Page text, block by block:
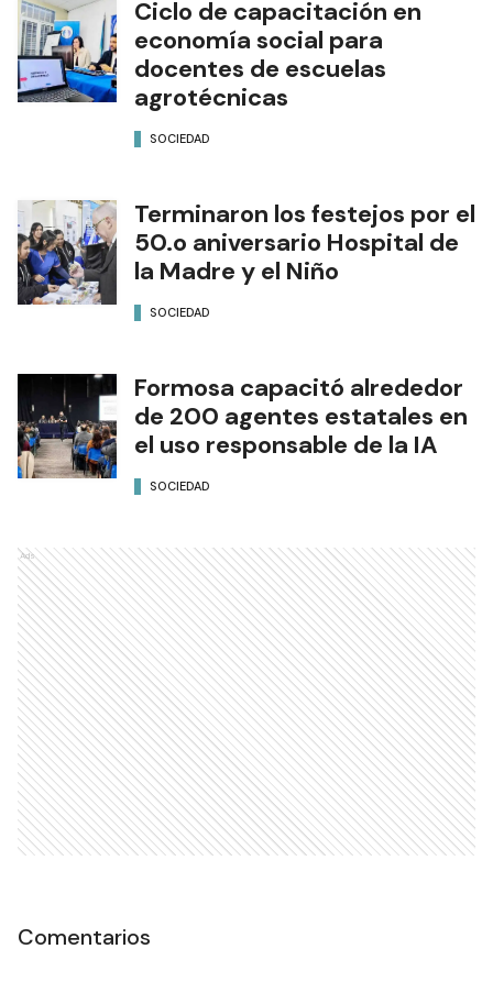
Ciclo de capacitación en
economía social para
docentes de escuelas
agrotécnicas
SOCIEDAD
Terminaron los festejos por el
50.o aniversario Hospital de
la Madre y el Niño
SOCIEDAD
Formosa capacitó alrededor
de 200 agentes estatales en
el uso responsable de la IA
SOCIEDAD
Ads
Comentarios